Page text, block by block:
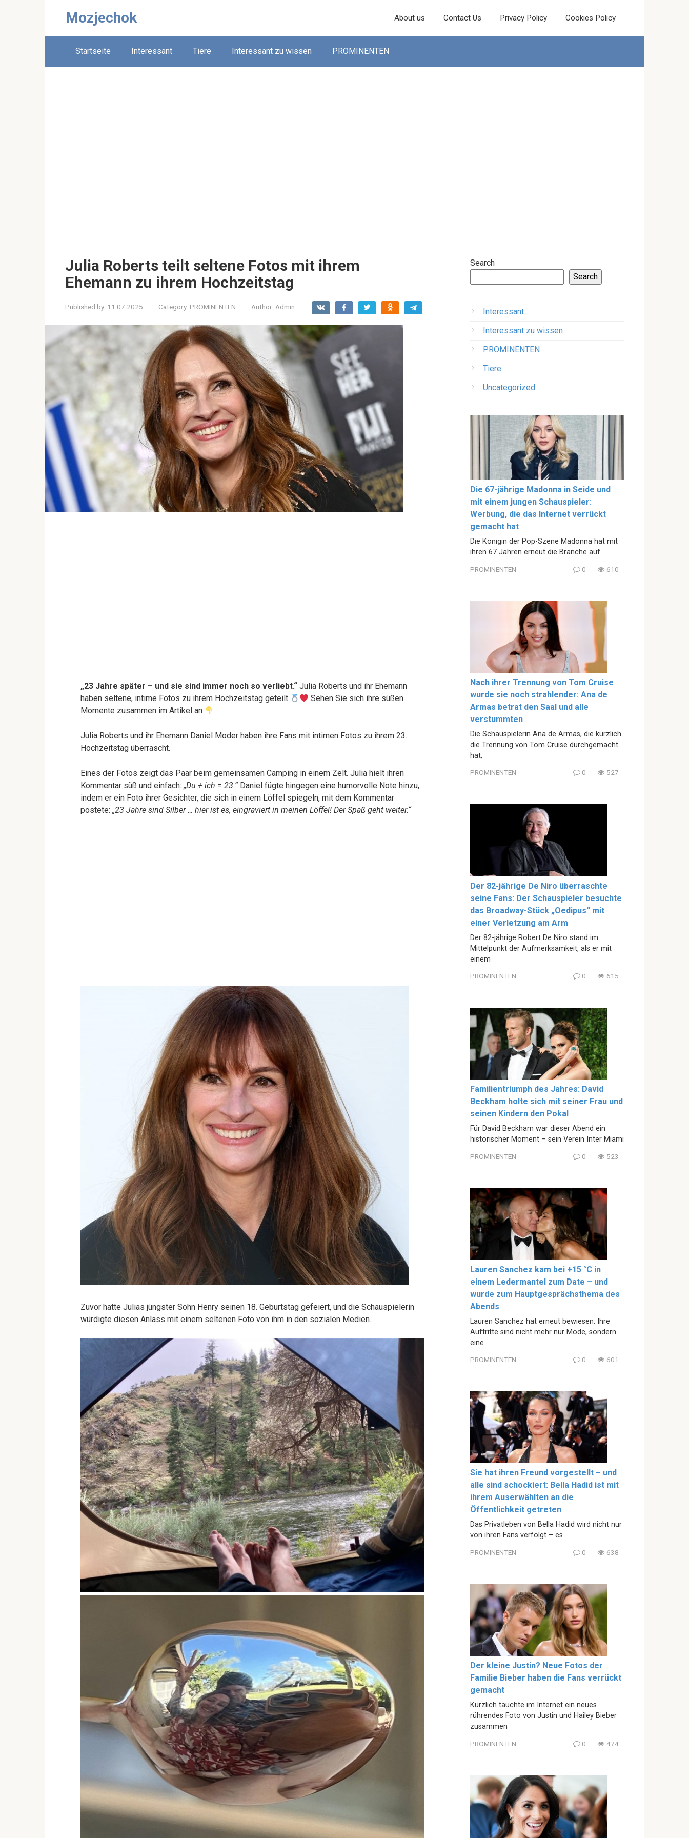
Mozjechok About us Contact Us Privacy Policy Cookies Policy
Startseite Interessant Tiere Interessant zu wissen PROMINENTEN
Julia Roberts teilt seltene Fotos mit ihrem
Ehemann zu ihrem Hochzeitstag
Published by: 11.07.2025 Category: PROMINENTEN Author: Admin
„23 Jahre später – und sie sind immer noch so verliebt.“ Julia Roberts und ihr Ehemann
haben seltene, intime Fotos zu ihrem Hochzeitstag geteilt
Sehen Sie sich ihre süßen
Momente zusammen im Artikel an
Julia Roberts und ihr Ehemann Daniel Moder haben ihre Fans mit intimen Fotos zu ihrem 23.
Hochzeitstag überrascht.
Eines der Fotos zeigt das Paar beim gemeinsamen Camping in einem Zelt. Julia hielt ihren
Kommentar süß und einfach: „Du + ich = 23.“Daniel fügte hingegen eine humorvolle Note hinzu,
indem er ein Foto ihrer Gesichter, die sich in einem Löffel spiegeln, mit dem Kommentar
postete: „23 Jahre sind Silber … hier ist es, eingraviert in meinen Löffel! Der Spaß geht weiter.“
Zuvor hatte Julias jüngster Sohn Henry seinen 18. Geburtstag gefeiert, und die Schauspielerin
würdigte diesen Anlass mit einem seltenen Foto von ihm in den sozialen Medien.
Search
Search
Interessant
Interessant zu wissen
PROMINENTEN
Tiere
Uncategorized
Die 67-jährige Madonna in Seide und
mit einem jungen Schauspieler:
Werbung, die das Internet verrückt
gemacht hat
Die Königin der Pop-Szene Madonna hat mit
ihren 67 Jahren erneut die Branche auf
PROMINENTEN 0 610
Nach ihrer Trennung von Tom Cruise
wurde sie noch strahlender: Ana de
Armas betrat den Saal und alle
verstummten
Die Schauspielerin Ana de Armas, die kürzlich
die Trennung von Tom Cruise durchgemacht
hat,
PROMINENTEN 0 527
Der 82-jährige De Niro überraschte
seine Fans: Der Schauspieler besuchte
das Broadway-Stück „Oedipus“ mit
einer Verletzung am Arm
Der 82-jährige Robert De Niro stand im
Mittelpunkt der Aufmerksamkeit, als er mit
einem
PROMINENTEN 0 615
Familientriumph des Jahres: David
Beckham holte sich mit seiner Frau und
seinen Kindern den Pokal
Für David Beckham war dieser Abend ein
historischer Moment – sein Verein Inter Miami
PROMINENTEN 0 523
Lauren Sanchez kam bei +15 °C in
einem Ledermantel zum Date – und
wurde zum Hauptgesprächsthema des
Abends
Lauren Sanchez hat erneut bewiesen: Ihre
Auftritte sind nicht mehr nur Mode, sondern
eine
PROMINENTEN 0 601
Sie hat ihren Freund vorgestellt – und
alle sind schockiert: Bella Hadid ist mit
ihrem Auserwählten an die
Öffentlichkeit getreten
Das Privatleben von Bella Hadid wird nicht nur
von ihren Fans verfolgt – es
PROMINENTEN 0 638
Der kleine Justin? Neue Fotos der
Familie Bieber haben die Fans verrückt
gemacht
Kürzlich tauchte im Internet ein neues
rührendes Foto von Justin und Hailey Bieber
zusammen
PROMINENTEN 0 474